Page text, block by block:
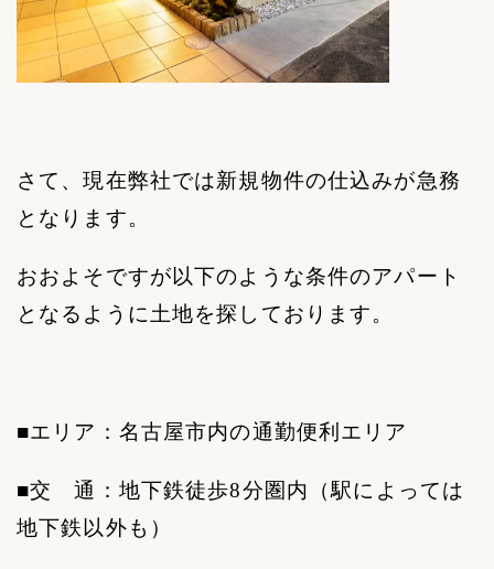
さて、現在弊社では新規物件の仕込みが急務
となります。
おおよそですが以下のような条件のアパート
となるように土地を探しております。
■エリア：名古屋市内の通勤便利エリア
■交 通：地下鉄徒歩8分圏内（駅によっては
地下鉄以外も）